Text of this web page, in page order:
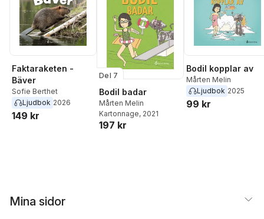
Faktaraketen -
Bäver
Sofie Berthet
Ljudbok 2026
149 kr
Del 7
Bodil badar
Mårten Melin
Kartonnage, 2021
197 kr
Bodil kopplar av
Mårten Melin
Ljudbok 2025
99 kr
Mina sidor